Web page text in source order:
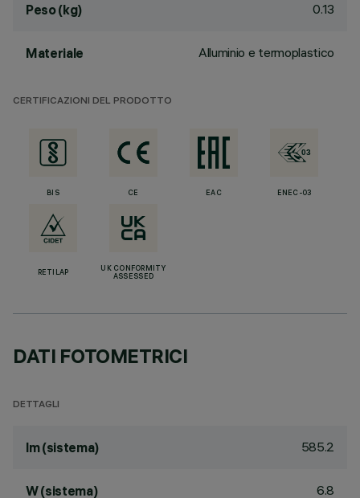
Peso (kg) 0.13
Materiale Alluminio e termoplastico
CERTIFICAZIONI DEL PRODOTTO
BIS CE EAC ENEC-03
RETILAP
UK CONFORMITY
ASSESSED
DATI FOTOMETRICI
DETTAGLI
lm (sistema) 585.2
W (sistema) 6.8